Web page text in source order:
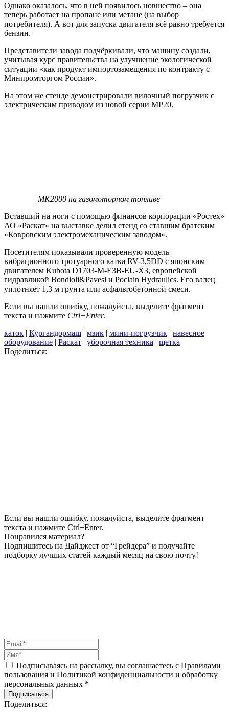
Однако оказалось, что в ней появилось новшество – она
теперь работает на пропане или метане (на выбор
потребителя). А вот для запуска двигателя всё равно требуется
бензин.
Представители завода подчёркивали, что машину создали,
учитывая курс правительства на улучшение экологической
ситуации «как продукт импортозамещения по контракту с
Минпромторгом России».
На этом же стенде демонстрировали вилочный погрузчик с
электрическим приводом из новой серии МР20.
МК2000 на газомоторном топливе
Вставший на ноги с помощью финансов корпорации «Ростех»
АО «Раскат» на выставке делил стенд со ставшим братским
«Ковровским электромеханическим заводом».
Посетителям показывали проверенную модель
вибрационного тротуарного катка RV-3,5DD с японским
двигателем Kubota D1703-М-E3B-EU-X3, европейской
гидравликой Bondioli&Pavesi и Poclain Hydraulics. Его валец
уплотняет 1,3 м грунта или асфальтобетонной смеси.
Если вы нашли ошибку, пожалуйста, выделите фрагмент
текста и нажмите Ctrl+Enter.
каток | Кургандормаш | мзик | мини-погрузчик | навесное
оборудование | Раскат | уборочная техника | щетка
Поделиться:
Если вы нашли ошибку, пожалуйста, выделите фрагмент
текста и нажмите Ctrl+Enter.
Понравился материал?
Подпишитесь на Дайджест от “Грейдера” и получайте
подборку лучших статей каждый месяц на свою почту!
Подписываясь на рассылку, вы соглашаетесь с Правилами
пользования и Политикой конфиденциальности и обработку
персональных данных *
Подписаться
Поделиться: